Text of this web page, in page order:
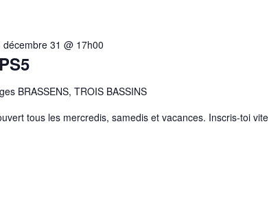
décembre 31 @ 17h00
BRASSENS, TROIS BASSINS
tous les mercredis, samedis et vacances. Inscris-toi vite